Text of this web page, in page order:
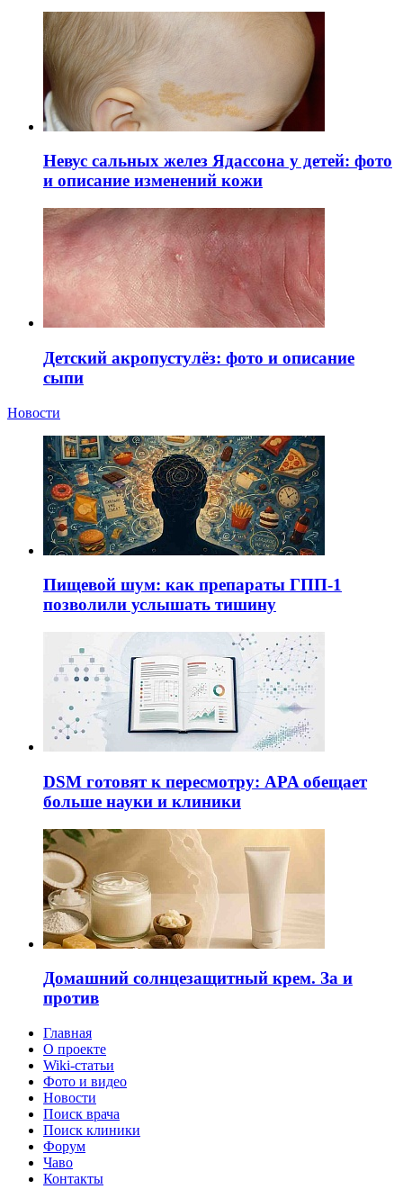
Невус сальных желез Ядассона у детей: фото
и описание изменений кожи
Детский акропустулёз: фото и описание
сыпи
Новости
Пищевой шум: как препараты ГПП-1
позволили услышать тишину
DSM готовят к пересмотру: APA обещает
больше науки и клиники
Домашний солнцезащитный крем. За и
против
Главная
О проекте
Wiki-статьи
Фото и видео
Новости
Поиск врача
Поиск клиники
Форум
Чаво
Контакты